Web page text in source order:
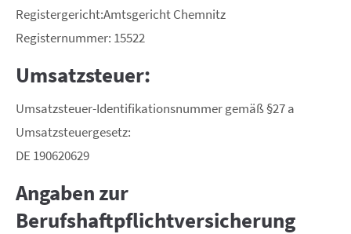
Registergericht:Amtsgericht Chemnitz
Registernummer: 15522
Umsatzsteuer:
Umsatzsteuer-Identifikationsnummer gemäß §27 a
Umsatzsteuergesetz:
DE 190620629
Angaben zur
Berufshaftpflichtversicherung